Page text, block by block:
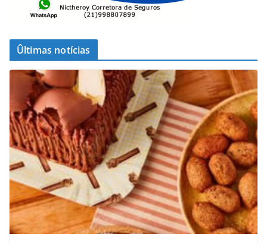
Ûltimas notícias